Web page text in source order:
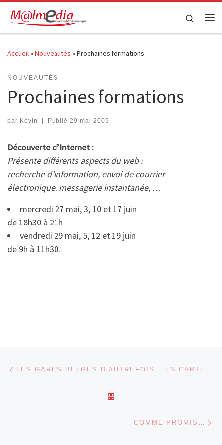
Passer au contenu
Search
Accueil»Nouveautés »Prochaines formations
NOUVEAUTÉS
Prochaines formations
par Kevin | Publié 29 mai 2009
Découverte d’Internet :
Présente différents aspects du web :
recherche d’information, envoi de courrier
électronique, messagerie instantanée, …
mercredi 27 mai, 3, 10 et 17 juin
de 18h30 à 21h
vendredi 29 mai, 5, 12 et 19 juin
de 9h à 11h30.
Parcourir les articles LES GARES BELGES D’AUTREFOIS… EN CARTES POSTALES
COMME PROMIS…